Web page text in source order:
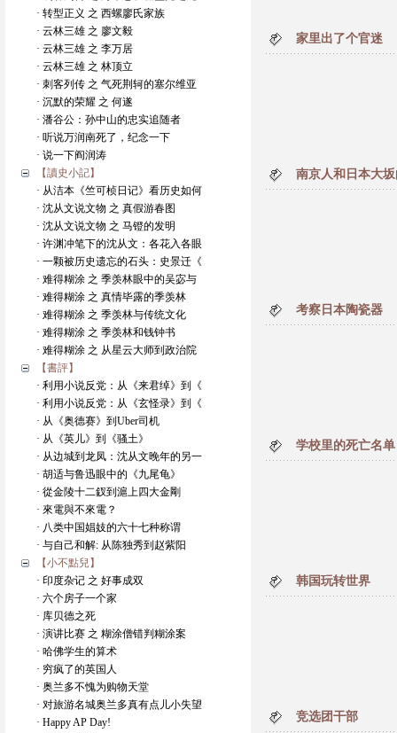
· 转型正义 之 西螺廖氏家族
· 云林三雄 之 廖文毅
· 云林三雄 之 李万居
· 云林三雄 之 林顶立
· 刺客列传 之 气死荆轲的塞尔维亚
· 沉默的荣耀 之 何遂
· 潘谷公：孙中山的忠实追随者
· 听说万润南死了，纪念一下
· 说一下阎润涛
【讀史小記】
· 从洁本《竺可桢日记》看历史如何
· 沈从文说文物 之 真假游春图
· 沈从文说文物 之 马镫的发明
· 许渊冲笔下的沈从文：各花入各眼
· 一颗被历史遗忘的石头：史景迁《
· 难得糊涂 之 季羡林眼中的吴宓与
· 难得糊涂 之 真情毕露的季羡林
· 难得糊涂 之 季羡林与传统文化
· 难得糊涂 之 季羡林和钱钟书
· 难得糊涂 之 从星云大师到政治院
【書評】
· 利用小说反党：从《来君绰》到《
· 利用小说反党：从《玄怪录》到《
· 从《奥德赛》到Uber司机
· 从《英儿》到《骚土》
· 从边城到龙凤：沈从文晚年的另一
· 胡适与鲁迅眼中的《九尾龟》
· 從金陵十二釵到滬上四大金剛
· 來電與不來電？
· 八类中国娼妓的六十七种称谓
· 与自己和解: 从陈独秀到赵紫阳
【小不點兒】
· 印度杂记 之 好事成双
· 六个房子一个家
· 库贝德之死
· 演讲比赛 之 糊涂僧错判糊涂案
· 哈佛学生的算术
· 穷疯了的英国人
· 奥兰多不愧为购物天堂
· 对旅游名城奥兰多真有点儿小失望
· Happy AP Day!
家里出了个官迷
南京人和日本大
考察日本陶瓷器
学校里的死亡名单
韩国玩转世界
竞选团干部